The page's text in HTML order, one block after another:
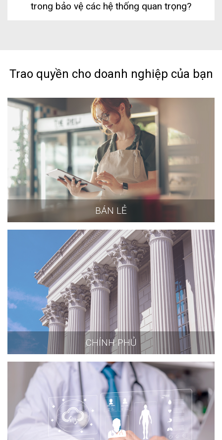
trong bảo vệ các hệ thống quan trọng?
Trao quyền cho doanh nghiệp của bạn
BÁN LẺ
CHÍNH PHỦ